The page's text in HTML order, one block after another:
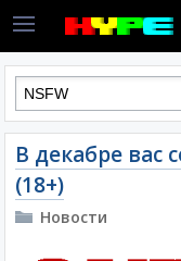
В декабре вас
(18+)
Новости